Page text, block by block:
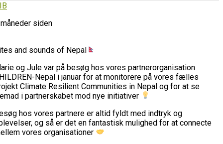
siden
and sounds of Nepal
og Jule var på besøg hos vores partnerorganisation
Nepal i januar for at monitorere på vores fælles
Climate Resilient Communities in Nepal og for at se
i partnerskabet mod nye initiativer
hos vores partnere er altid fyldt med indtryk og
og så er det en fantastisk mulighed for at connecte
vores organisationer